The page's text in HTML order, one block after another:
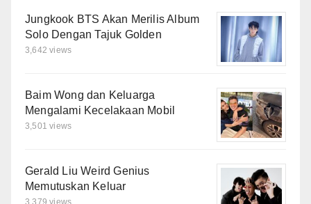
Jungkook BTS Akan Merilis Album
Solo Dengan Tajuk Golden
3,642 views
Baim Wong dan Keluarga
Mengalami Kecelakaan Mobil
3,501 views
Gerald Liu Weird Genius
Memutuskan Keluar
3,379 views